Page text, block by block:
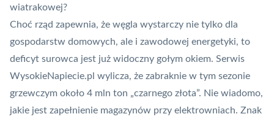
wiatrakowej?
Choć rząd zapewnia, że węgla wystarczy nie tylko dla
gospodarstw domowych, ale i zawodowej energetyki, to
deficyt surowca jest już widoczny gołym okiem. Serwis
WysokieNapiecie.pl wylicza, że zabraknie w tym sezonie
grzewczym około 4 mln ton „czarnego złota”. Nie wiadomo,
jakie jest zapełnienie magazynów przy elektrowniach. Znak